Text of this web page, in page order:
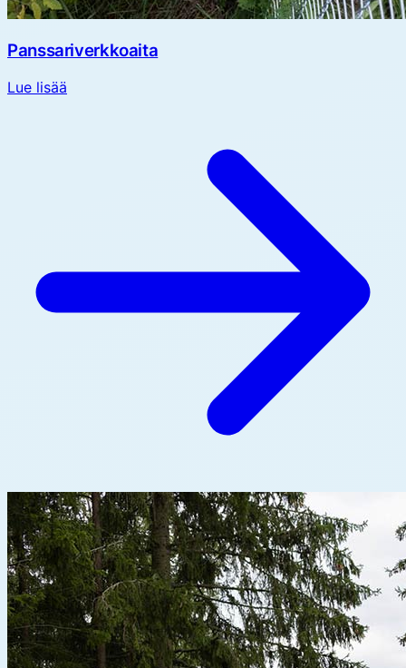
Panssariverkkoaita
Lue lisää